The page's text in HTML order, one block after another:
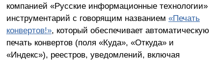
компанией «Русские информационные технологии»
инструментарий с говорящим названием «Печать
конвертов!», который обеспечивает автоматическую
печать конвертов (поля «Куда», «Откуда» и
«Индекс»), реестров, уведомлений, включая